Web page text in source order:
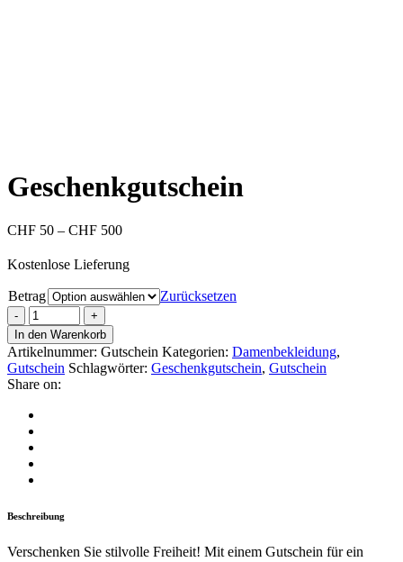
Geschenkgutschein
CHF 50 – CHF 500
Kostenlose Lieferung
Betrag Zurücksetzen
In den Warenkorb
Artikelnummer: Gutschein Kategorien: Damenbekleidung,
Gutschein Schlagwörter: Geschenkgutschein, Gutschein
Share on:
Beschreibung
Verschenken Sie stilvolle Freiheit! Mit einem Gutschein für ein